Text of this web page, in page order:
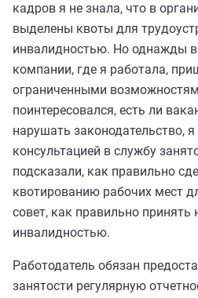
кадров я не знала, что в
выделены квоты для
инвалидностью. Но однажды
компании, где я работала,
ограниченными
поинтересовался, есть ли
нарушать законодательство,
консультацией в службу
подсказали, как правильно
квотированию рабочих мест
совет, как правильно принять
инвалидностью.
Работодатель обязан
занятости регулярную